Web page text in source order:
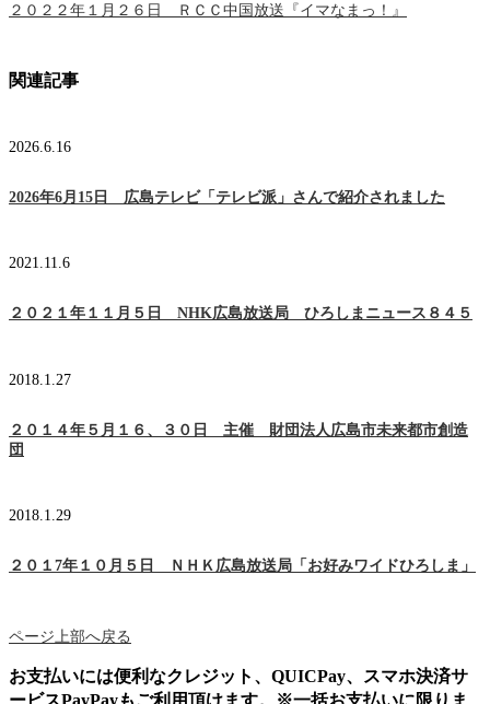
２０２２年１月２６日 ＲＣＣ中国放送『イマなまっ！』
関連記事
2026.6.16
2026年6月15日 広島テレビ「テレビ派」さんで紹介されました
2021.11.6
２０２１年１１月５日 NHK広島放送局 ひろしまニュース８４５
2018.1.27
２０１４年５月１６、３０日 主催 財団法人広島市未来都市創造
団
2018.1.29
２０１7年１０月５日 ＮＨＫ広島放送局「お好みワイドひろしま」
ページ上部へ戻る
お支払いには便利なクレジット、QUICPay、スマホ決済サ